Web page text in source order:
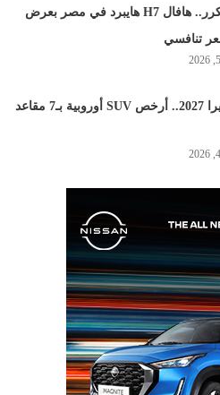
فرصة لا تتكرر.. هافال H7 هايبرد في مصر بعرض
تنافسي
أوبل فرونتيرا 2027.. أرخص SUV أوروبية بـ7 مقاعد